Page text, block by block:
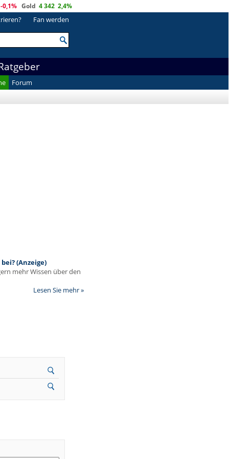
-0,1% Gold 4 342 2,4%
Fan werden
Forum
(Anzeige)
mehr Wissen über den
Lesen Sie mehr »